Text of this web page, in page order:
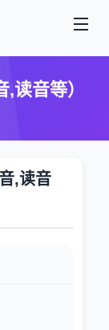
读音等）
,读音